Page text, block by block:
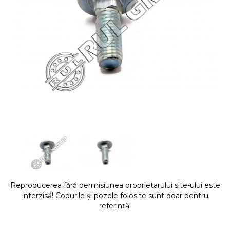
Reproducerea fără permisiunea proprietarului site-ului este
interzisă! Codurile și pozele folosite sunt doar pentru
referință.